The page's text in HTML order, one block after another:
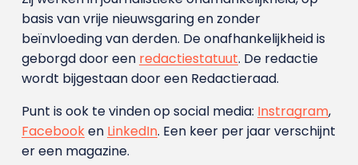
basis van vrije nieuwsgaring en zonder
beïnvloeding van derden. De onafhankelijkheid is
geborgd door een redactiestatuut. De redactie
wordt bijgestaan door een Redactieraad.
Punt is ook te vinden op social media: Instragram,
Facebooken LinkedIn. Een keer per jaar verschijnt
er een magazine.